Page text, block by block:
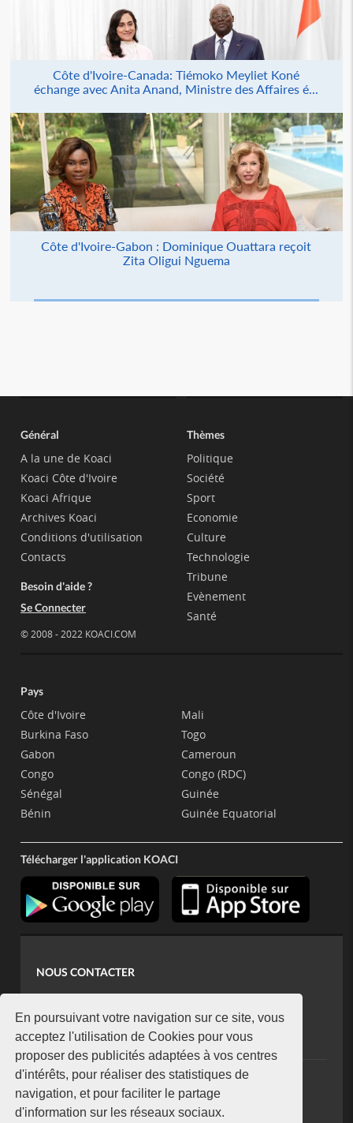
En poursuivant votre navigation sur ce site, vous
acceptez l'utilisation de Cookies pour vous
proposer des publicités adaptées à vos centres
d'intérêts, pour réaliser des statistiques de
navigation, et pour faciliter le partage
d'information sur les réseaux sociaux.
Côte d'Ivoire-Canada: Tiémoko Meyliet Koné
échange avec Anita Anand, Ministre des Affaires é...
Côte d'Ivoire-Gabon : Dominique Ouattara reçoit
Zita Oligui Nguema
Général
A la une de Koaci
Koaci Côte d'Ivoire
Koaci Afrique
Archives Koaci
Conditions d'utilisation
Contacts
Besoin d'aide ?
Se Connecter
© 2008 - 2022 KOACI.COM
Thèmes
Politique
Société
Sport
Economie
Culture
Technologie
Tribune
Evènement
Santé
Pays
Côte d'Ivoire
Burkina Faso
Gabon
Congo
Sénégal
Bénin
Mali
Togo
Cameroun
Congo (RDC)
Guinée
Guinée Equatorial
Télécharger l'application KOACI
NOUS CONTACTER
koaci@yahoo.fr
+225 07 08 85 52 93
NEWSLETTER
Restez connecté via notre newsletter